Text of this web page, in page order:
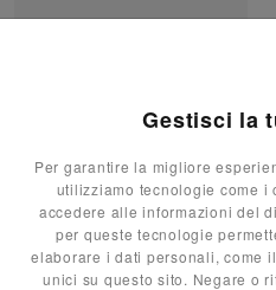
Gestisci la
Per garantire la migliore
utilizziamo tecnologie come i
accedere alle informazioni del
per queste tecnologie
elaborare i dati personali, come
unici su questo sito. Negare o
Cognome